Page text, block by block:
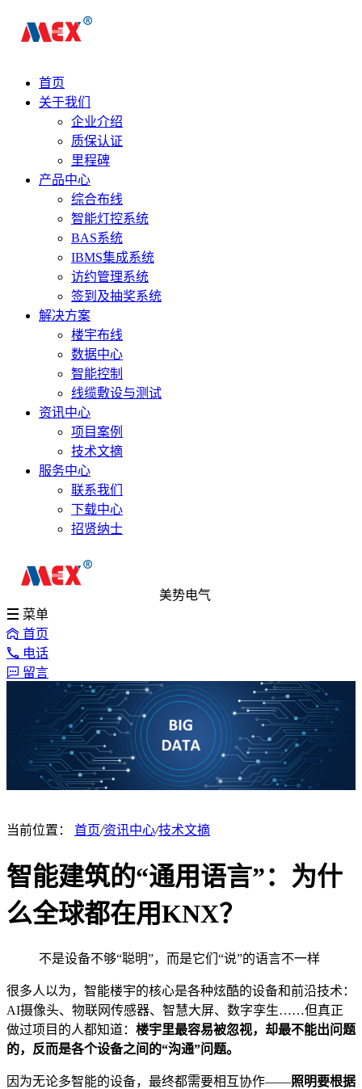
首页
关于我们
企业介绍
质保认证
里程碑
产品中心
综合布线
智能灯控系统
BAS系统
IBMS集成系统
访约管理系统
签到及抽奖系统
解决方案
楼宇布线
数据中心
智能控制
线缆敷设与测试
资讯中心
项目案例
技术文摘
服务中心
联系我们
下载中心
招贤纳士
美势电气
菜单
首页
电话
留言
当前位置： 首页/资讯中心/技术文摘
智能建筑的“通用语言”：为什
么全球都在用KNX？
不是设备不够“聪明”，而是它们“说”的语言不一样
很多人以为，智能楼宇的核心是各种炫酷的设备和前沿技术：
AI摄像头、物联网传感器、智慧大屏、数字孪生……但真正
做过项目的人都知道： 楼宇里最容易被忽视，却最不能出问题
的，反而是各个设备之间的“沟通”问题。
因为无论多智能的设备，最终都需要相互协作——照明要根据